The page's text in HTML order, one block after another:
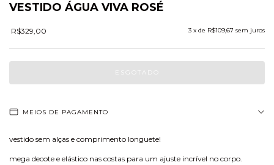
VESTIDO ÁGUA VIVA ROSÉ
R$329,00 3 x de R$109,67 sem juros
MEIOS DE PAGAMENTO
vestido sem alças e comprimento longuete!
mega decote e elástico nas costas para um ajuste incrível no corpo.